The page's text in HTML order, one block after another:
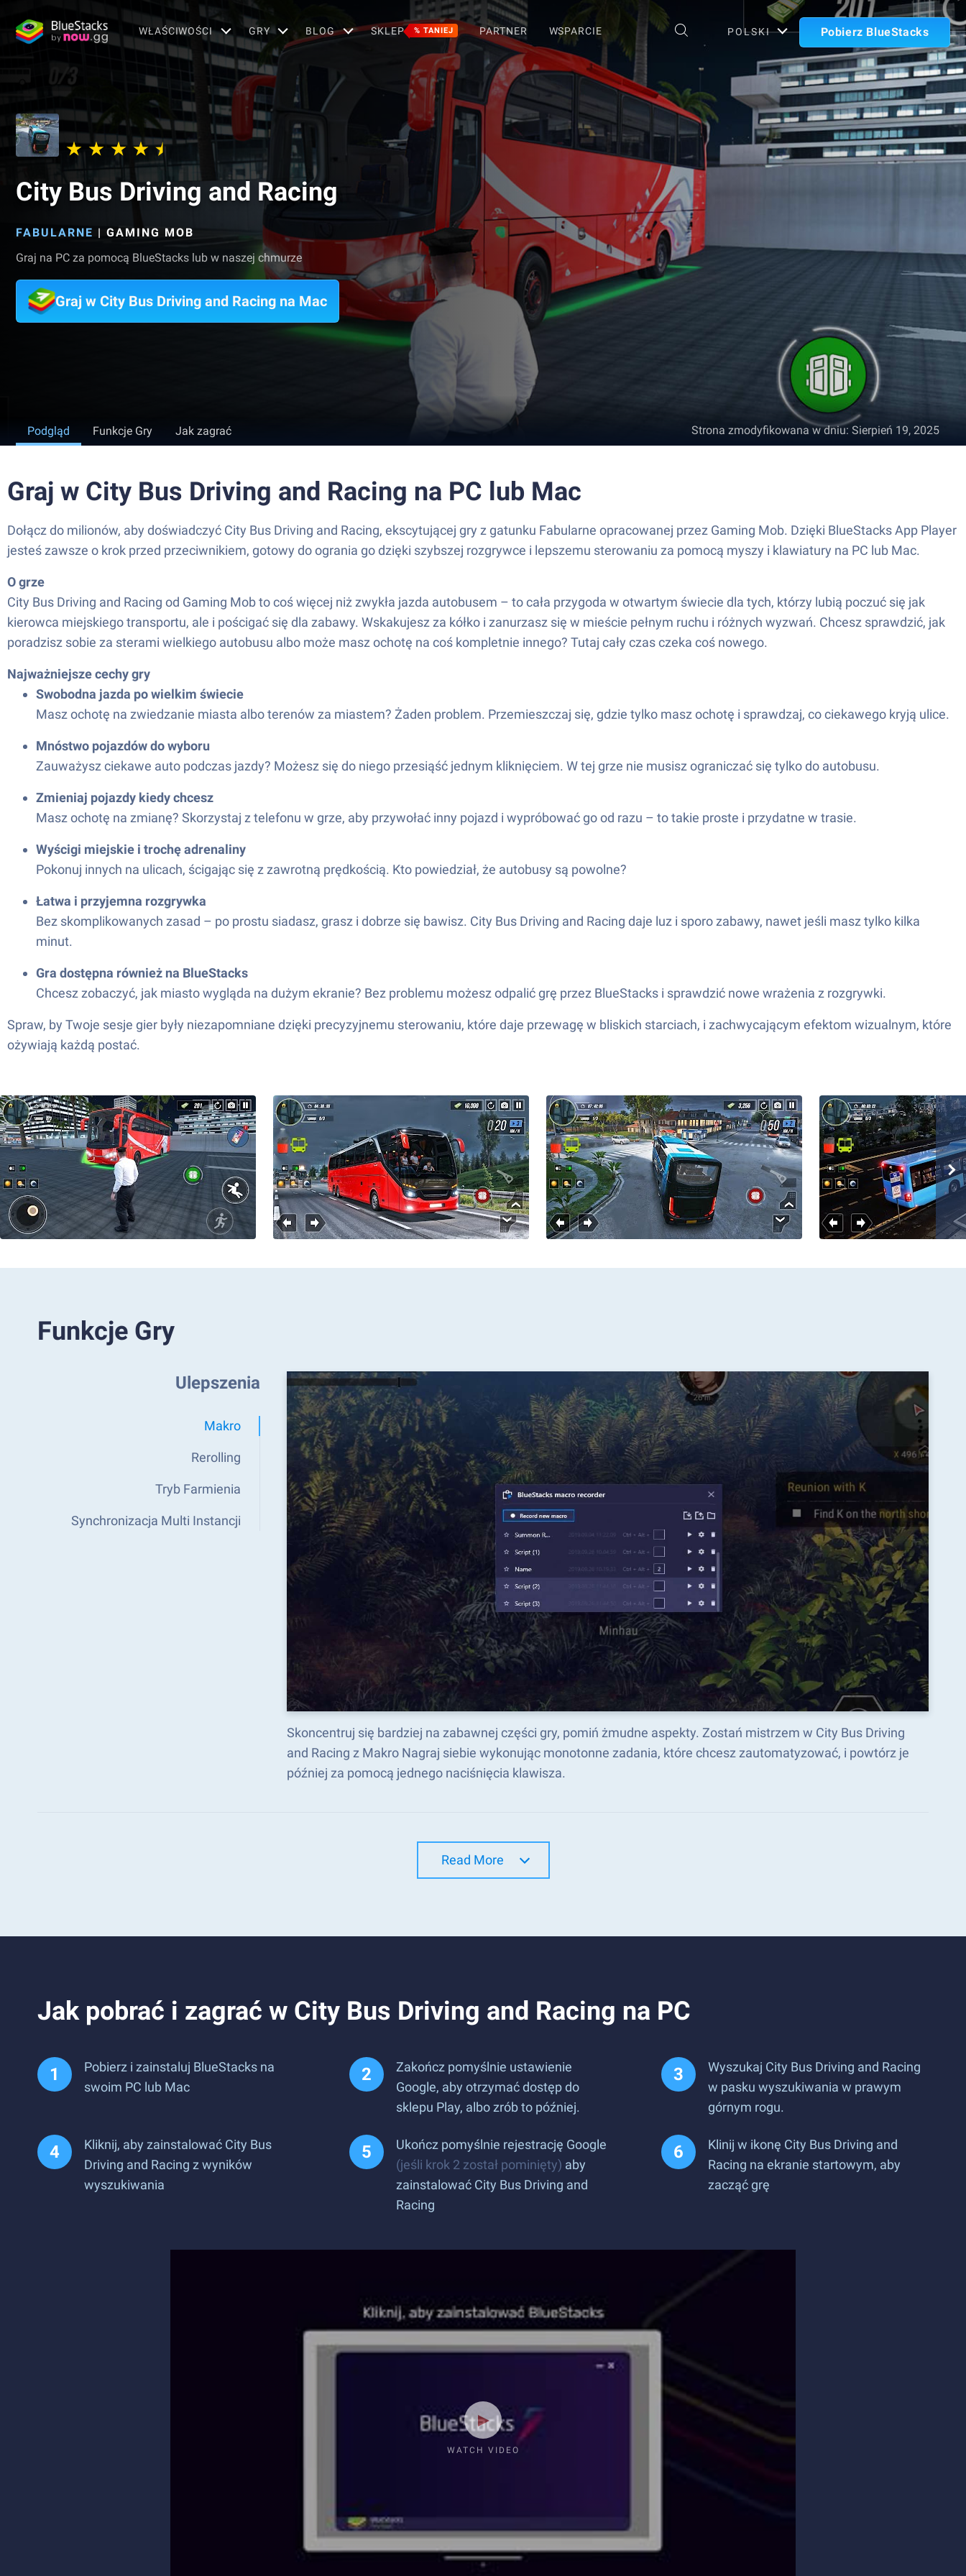
WŁAŚCIWOŚCI GRY BLOG SKLEP % TANIEJ PARTNER WSPARCIE POLSKI Pobierz BlueStacks
City Bus Driving and Racing
FABULARNE | GAMING MOB
Graj na PC za pomocą BlueStacks lub w naszej chmurze
Graj w City Bus Driving and Racing na Mac
Podgląd Funkcje Gry Jak zagrać Strona zmodyfikowana w dniu: Sierpień 19, 2025
Graj w City Bus Driving and Racing na PC lub Mac
Dołącz do milionów, aby doświadczyć City Bus Driving and Racing, ekscytującej gry z gatunku Fabularne opracowanej przez Gaming Mob. Dzięki BlueStacks App Player
jesteś zawsze o krok przed przeciwnikiem, gotowy do ogrania go dzięki szybszej rozgrywce i lepszemu sterowaniu za pomocą myszy i klawiatury na PC lub Mac.
O grze
City Bus Driving and Racing od Gaming Mob to coś więcej niż zwykła jazda autobusem – to cała przygoda w otwartym świecie dla tych, którzy lubią poczuć się jak
kierowca miejskiego transportu, ale i pościgać się dla zabawy. Wskakujesz za kółko i zanurzasz się w mieście pełnym ruchu i różnych wyzwań. Chcesz sprawdzić, jak
poradzisz sobie za sterami wielkiego autobusu albo może masz ochotę na coś kompletnie innego? Tutaj cały czas czeka coś nowego.
Najważniejsze cechy gry
Swobodna jazda po wielkim świecie
Masz ochotę na zwiedzanie miasta albo terenów za miastem? Żaden problem. Przemieszczaj się, gdzie tylko masz ochotę i sprawdzaj, co ciekawego kryją ulice.
Mnóstwo pojazdów do wyboru
Zauważysz ciekawe auto podczas jazdy? Możesz się do niego przesiąść jednym kliknięciem. W tej grze nie musisz ograniczać się tylko do autobusu.
Zmieniaj pojazdy kiedy chcesz
Masz ochotę na zmianę? Skorzystaj z telefonu w grze, aby przywołać inny pojazd i wypróbować go od razu – to takie proste i przydatne w trasie.
Wyścigi miejskie i trochę adrenaliny
Pokonuj innych na ulicach, ścigając się z zawrotną prędkością. Kto powiedział, że autobusy są powolne?
Łatwa i przyjemna rozgrywka
Bez skomplikowanych zasad – po prostu siadasz, grasz i dobrze się bawisz. City Bus Driving and Racing daje luz i sporo zabawy, nawet jeśli masz tylko kilka
minut.
Gra dostępna również na BlueStacks
Chcesz zobaczyć, jak miasto wygląda na dużym ekranie? Bez problemu możesz odpalić grę przez BlueStacks i sprawdzić nowe wrażenia z rozgrywki.
Spraw, by Twoje sesje gier były niezapomniane dzięki precyzyjnemu sterowaniu, które daje przewagę w bliskich starciach, i zachwycającym efektom wizualnym, które
ożywiają każdą postać.
Funkcje Gry
Ulepszenia
Makro
Rerolling
Tryb Farmienia
Synchronizacja Multi Instancji
Skoncentruj się bardziej na zabawnej części gry, pomiń żmudne aspekty. Zostań mistrzem w City Bus Driving
and Racing z Makro Nagraj siebie wykonując monotonne zadania, które chcesz zautomatyzować, i powtórz je
później za pomocą jednego naciśnięcia klawisza.
Read More
Jak pobrać i zagrać w City Bus Driving and Racing na PC
Pobierz i zainstaluj BlueStacks na
swoim PC lub Mac
Zakończ pomyślnie ustawienie
Google, aby otrzymać dostęp do
sklepu Play, albo zrób to później.
Wyszukaj City Bus Driving and Racing
w pasku wyszukiwania w prawym
górnym rogu.
Kliknij, aby zainstalować City Bus
Driving and Racing z wyników
wyszukiwania
Ukończ pomyślnie rejestrację Google
(jeśli krok 2 został pominięty) aby
zainstalować City Bus Driving and
Racing
Klinij w ikonę City Bus Driving and
Racing na ekranie startowym, aby
zacząć grę
WATCH VIDEO